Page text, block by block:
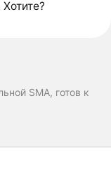
SMA, готов к